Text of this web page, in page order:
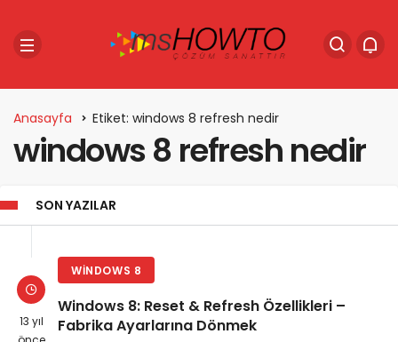
Anasayfa Etiket: windows 8 refresh nedir
windows 8 refresh nedir
SON YAZILAR
13 yıl
WINDOWS 8
Windows 8: Reset & Refresh Özellikleri –
Fabrika Ayarlarına Dönmek